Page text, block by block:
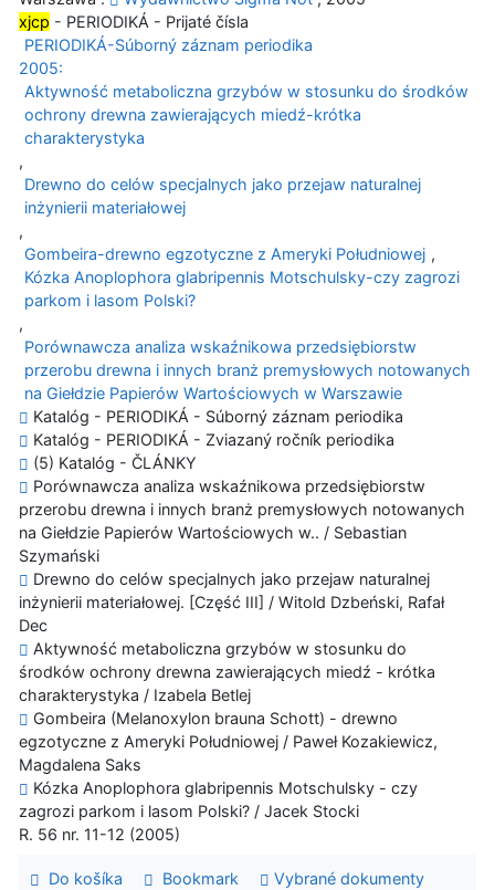
xjcp - PERIODIKÁ - Prijaté čísla
PERIODIKÁ-Súborný záznam periodika
2005:
Aktywność metaboliczna grzybów w stosunku do środków
ochrony drewna zawierających miedź-krótka
charakterystyka
,
Drewno do celów specjalnych jako przejaw naturalnej
inżynierii materiałowej
,
Gombeira-drewno egzotyczne z Ameryki Południowej ,
Kózka Anoplophora glabripennis Motschulsky-czy zagrozi
parkom i lasom Polski?
,
Porównawcza analiza wskaźnikowa przedsiębiorstw
przerobu drewna i innych branż premysłowych notowanych
na Giełdzie Papierów Wartościowych w Warszawie
Katalóg - PERIODIKÁ - Súborný záznam periodika
Katalóg - PERIODIKÁ - Zviazaný ročník periodika
(5) Katalóg - ČLÁNKY
Porównawcza analiza wskaźnikowa przedsiębiorstw
przerobu drewna i innych branż premysłowych notowanych
na Giełdzie Papierów Wartościowych w.. / Sebastian
Szymański
Drewno do celów specjalnych jako przejaw naturalnej
inżynierii materiałowej. [Część III] / Witold Dzbeński, Rafał
Dec
Aktywność metaboliczna grzybów w stosunku do
środków ochrony drewna zawierających miedź - krótka
charakterystyka / Izabela Betlej
Gombeira (Melanoxylon brauna Schott) - drewno
egzotyczne z Ameryki Południowej / Paweł Kozakiewicz,
Magdalena Saks
Kózka Anoplophora glabripennis Motschulsky - czy
zagrozi parkom i lasom Polski? / Jacek Stocki
R. 56 nr. 11-12 (2005)
Do košíka Bookmark Vybrané dokumenty